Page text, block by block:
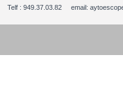
Telf : 949.37.03.82 email: